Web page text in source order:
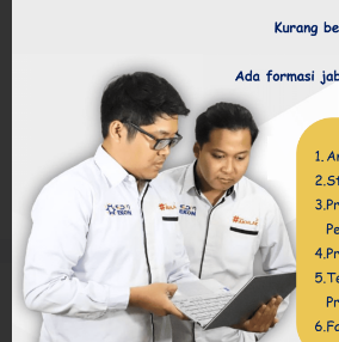
Tingkat I / Golongan Ruang
Selengkapnya
Ujian Dinas (UD)
Tinggalkan komentar
Absensi Pegawai